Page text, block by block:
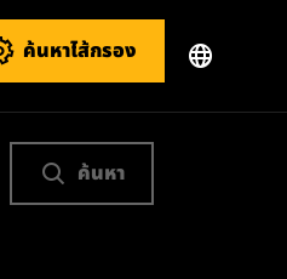
ค้นหาไส้กรอง
ค้นหา